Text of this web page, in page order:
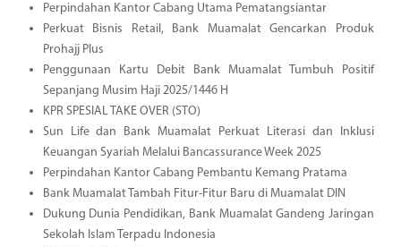
Perpindahan Kantor Cabang Utama Pematangsiantar
Perkuat Bisnis Retail, Bank Muamalat Gencarkan Produk
Prohajj Plus
Penggunaan Kartu Debit Bank Muamalat Tumbuh Positif
Sepanjang Musim Haji 2025/1446 H
KPR SPESIAL TAKE OVER (STO)
Sun Life dan Bank Muamalat Perkuat Literasi dan Inklusi
Keuangan Syariah Melalui Bancassurance Week 2025
Perpindahan Kantor Cabang Pembantu Kemang Pratama
Bank Muamalat Tambah Fitur-Fitur Baru di Muamalat DIN
Dukung Dunia Pendidikan, Bank Muamalat Gandeng Jaringan
Sekolah Islam Terpadu Indonesia